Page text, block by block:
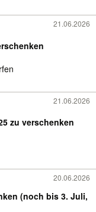
21.06.2026
21.06.2026
zu verschenken
20.06.2026
(noch bis 3. Juli,